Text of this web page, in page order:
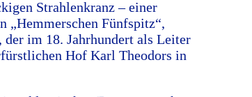
Strahlenkranz – einer
„Hemmerschen Fünfspitz“,
der im 18. Jahrhundert als Leiter
Hof Karl Theodors in